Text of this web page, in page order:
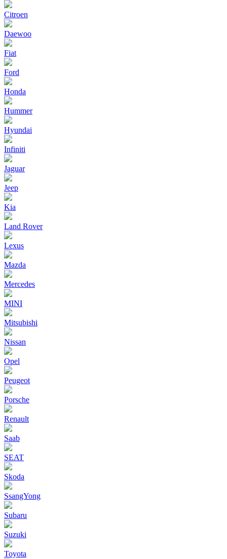
Citroen
Daewoo
Fiat
Ford
Honda
Hummer
Hyundai
Infiniti
Jaguar
Jeep
Kia
Land Rover
Lexus
Mazda
Mercedes
MINI
Mitsubishi
Nissan
Opel
Peugeot
Porsche
Renault
Saab
SEAT
Skoda
SsangYong
Subaru
Suzuki
Toyota